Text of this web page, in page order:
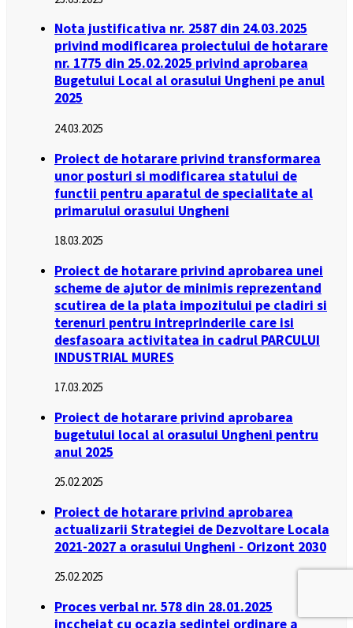
Nota justificativa nr. 2587 din 24.03.2025
privind modificarea proiectului de hotarare
nr. 1775 din 25.02.2025 privind aprobarea
Bugetului Local al orasului Ungheni pe anul
2025
24.03.2025
Proiect de hotarare privind transformarea
unor posturi si modificarea statului de
functii pentru aparatul de specialitate al
primarului orasului Ungheni
18.03.2025
Proiect de hotarare privind aprobarea unei
scheme de ajutor de minimis reprezentand
scutirea de la plata impozitului pe cladiri si
terenuri pentru intreprinderile care isi
desfasoara activitatea in cadrul PARCULUI
INDUSTRIAL MURES
17.03.2025
Proiect de hotarare privind aprobarea
bugetului local al orasului Ungheni pentru
anul 2025
25.02.2025
Proiect de hotarare privind aprobarea
actualizarii Strategiei de Dezvoltare Locala
2021-2027 a orasului Ungheni - Orizont 2030
25.02.2025
Proces verbal nr. 578 din 28.01.2025
inccheiat cu ocazia sedintei ordinare a